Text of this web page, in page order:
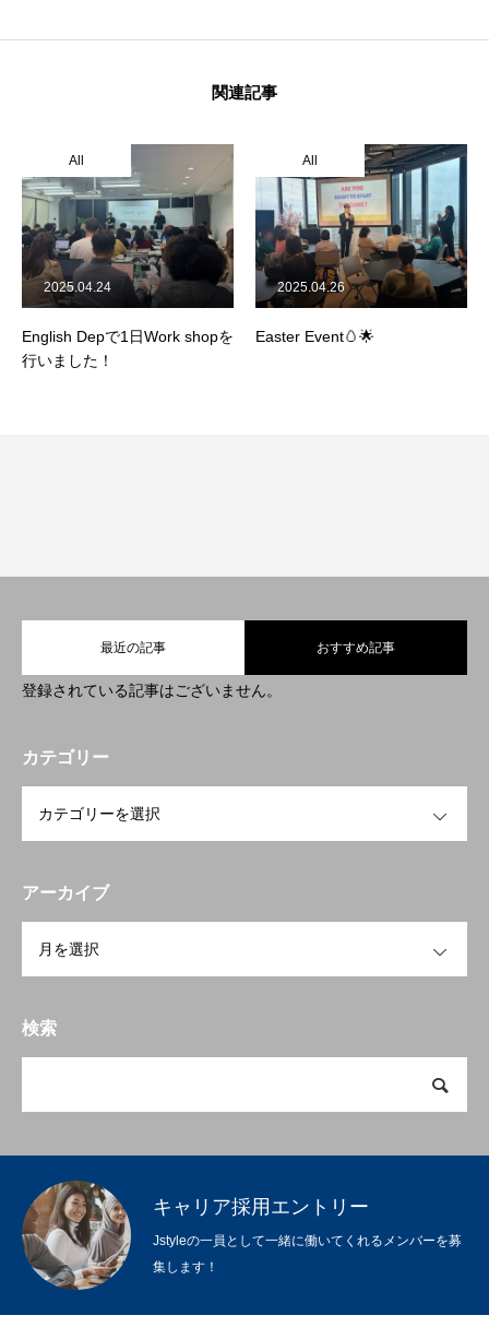
COMPANY
BUSINESS
RECRUIT
プライバシー・ポリシー
関連記事
All
English Depで1日Work shopを
行いました！
2025.04.24
All
Easter Event🥚🌟
2025.04.26
最近の記事 おすすめ記事
登録されている記事はございません。
カテゴリー
アーカイブ
検索
キャリア採用エントリー
Jstyleの一員として一緒に働いてくれるメンバーを募
集します！